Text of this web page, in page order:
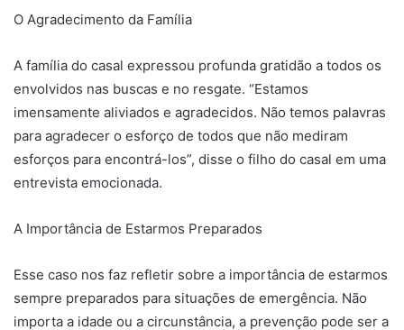
O Agradecimento da Família
A família do casal expressou profunda gratidão a todos os
envolvidos nas buscas e no resgate. “Estamos
imensamente aliviados e agradecidos. Não temos palavras
para agradecer o esforço de todos que não mediram
esforços para encontrá-los”, disse o filho do casal em uma
entrevista emocionada.
A Importância de Estarmos Preparados
Esse caso nos faz refletir sobre a importância de estarmos
sempre preparados para situações de emergência. Não
importa a idade ou a circunstância, a prevenção pode ser a